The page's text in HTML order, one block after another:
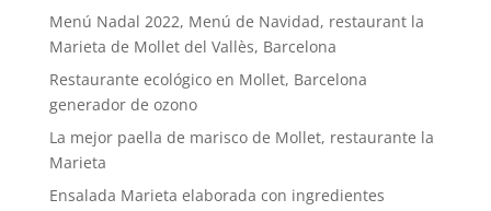
Menú Nadal 2022, Menú de Navidad, restaurant la
Marieta de Mollet del Vallès, Barcelona
Restaurante ecológico en Mollet, Barcelona
generador de ozono
La mejor paella de marisco de Mollet, restaurante la
Marieta
Ensalada Marieta elaborada con ingredientes